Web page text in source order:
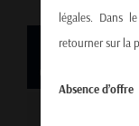
1
08, 2025
légales. Dans
retourner sur la
Absence d’offre